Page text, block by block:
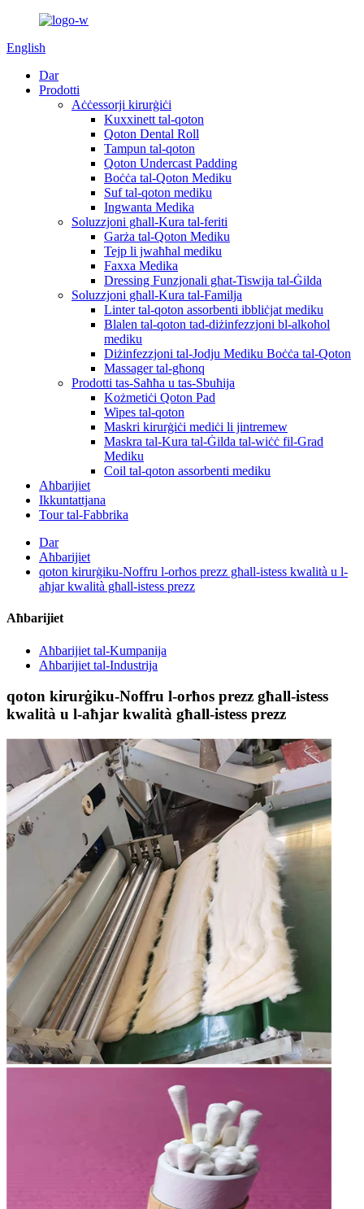
English
Dar
Prodotti
Aċċessorji kirurġiċi
Kuxxinett tal-qoton
Qoton Dental Roll
Tampun tal-qoton
Qoton Undercast Padding
Boċċa tal-Qoton Mediku
Suf tal-qoton mediku
Ingwanta Medika
Soluzzjoni għall-Kura tal-feriti
Garża tal-Qoton Mediku
Tejp li jwaħħal mediku
Faxxa Medika
Dressing Funzjonali għat-Tiswija tal-Ġilda
Soluzzjoni għall-Kura tal-Familja
Linter tal-qoton assorbenti ibbliċjat mediku
Blalen tal-qoton tad-diżinfezzjoni bl-alkoħol
mediku
Diżinfezzjoni tal-Jodju Mediku Boċċa tal-Qoton
Massager tal-għonq
Prodotti tas-Saħħa u tas-Sbuħija
Kożmetiċi Qoton Pad
Wipes tal-qoton
Maskri kirurġiċi mediċi li jintremew
Maskra tal-Kura tal-Ġilda tal-wiċċ fil-Grad
Mediku
Coil tal-qoton assorbenti mediku
Aħbarijiet
Ikkuntattjana
Tour tal-Fabbrika
Dar
Aħbarijiet
qoton kirurġiku-Noffru l-orħos prezz għall-istess kwalità u l-
aħjar kwalità għall-istess prezz
Aħbarijiet
Aħbarijiet tal-Kumpanija
Aħbarijiet tal-Industrija
qoton kirurġiku-Noffru l-orħos prezz għall-istess
kwalità u l-aħjar kwalità għall-istess prezz